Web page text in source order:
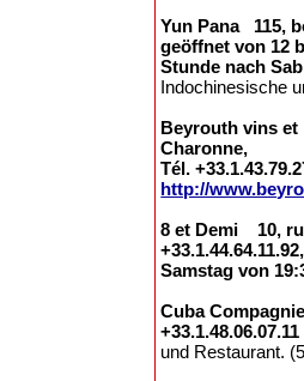
Yun Pana 115,
geöffnet von 12
Stunde nach
Indochinesische
Beyrouth vins et
Charonne,
Tél.
http://
8 et Demi 10,
Samstag von
Cuba
und Restaurant.